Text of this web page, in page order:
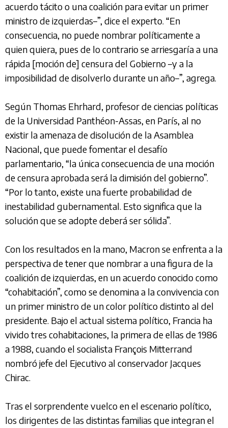
acuerdo tácito o una coalición para evitar un primer
ministro de izquierdas–”, dice el experto. “En
consecuencia, no puede nombrar políticamente a
quien quiera, pues de lo contrario se arriesgaría a una
rápida [moción de] censura del Gobierno –y a la
imposibilidad de disolverlo durante un año–”, agrega.
Según Thomas Ehrhard, profesor de ciencias políticas
de la Universidad Panthéon-Assas, en París, al no
existir la amenaza de disolución de la Asamblea
Nacional, que puede fomentar el desafío
parlamentario, “la única consecuencia de una moción
de censura aprobada será la dimisión del gobierno”.
“Por lo tanto, existe una fuerte probabilidad de
inestabilidad gubernamental. Esto significa que la
solución que se adopte deberá ser sólida”.
Con los resultados en la mano, Macron se enfrenta a la
perspectiva de tener que nombrar a una figura de la
coalición de izquierdas, en un acuerdo conocido como
“cohabitación”, como se denomina a la convivencia con
un primer ministro de un color político distinto al del
presidente. Bajo el actual sistema político, Francia ha
vivido tres cohabitaciones, la primera de ellas de 1986
a 1988, cuando el socialista François Mitterrand
nombró jefe del Ejecutivo al conservador Jacques
Chirac.
Tras el sorprendente vuelco en el escenario político,
los dirigentes de las distintas familias que integran el